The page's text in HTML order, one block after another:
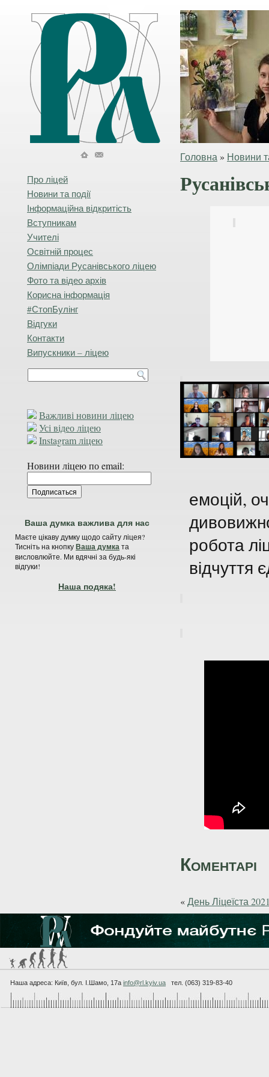
Головна » Новини
Про ліцей
Новини та події
Інформаційна відкритість
Вступникам
Учителі
Освітній процес
Олімпіади Русанівського ліцею
Фото та відео архів
Корисна інформація
#СтопБулінг
Відгуки
Контакти
Випускники – ліцею
Важливі новини ліцею
Усі відео ліцею
Instagram ліцею
Новини ліцею по email:
Ваша думка важлива для нас
Маєте цікаву думку щодо сайту ліцея?
Тисніть на кнопкуВаша думката
висловлюйте. Ми вдячні за будь-які
відгуки!
Наша подяка!
емоцій,
робота
відчуття
Коментарі
«День Ліцеїста
Наша адреса: Київ, бул. I.Шамо, 17а info@rl.kyiv.ua тел. (063) 319-83-40